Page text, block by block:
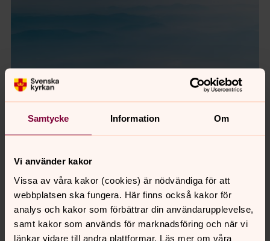
Samtycke Information Om
Vi använder kakor
Vissa av våra kakor (cookies) är nödvändiga för att
webbplatsen ska fungera. Här finns också kakor för
analys och kakor som förbättrar din användarupplevelse,
samt kakor som används för marknadsföring och när vi
länkar vidare till andra plattformar. Läs mer om våra
Ta en rundtur inne på
Pilgrimscentrum
Välkommen in